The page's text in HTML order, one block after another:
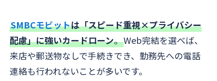
SMBCモビットは「スピード重視×プライバシー
配慮」に強いカードローン。Web完結を選べば、
来店や郵送物なしで手続きでき、勤務先への電話
連絡も行われないことが多いです。